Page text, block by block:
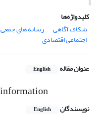
کلیدواژه‌ها
شکاف آگاهی
رسانه ‏های جمعی
اجتماعی اقتصادی
عنوان مقاله English
نویسندگان English